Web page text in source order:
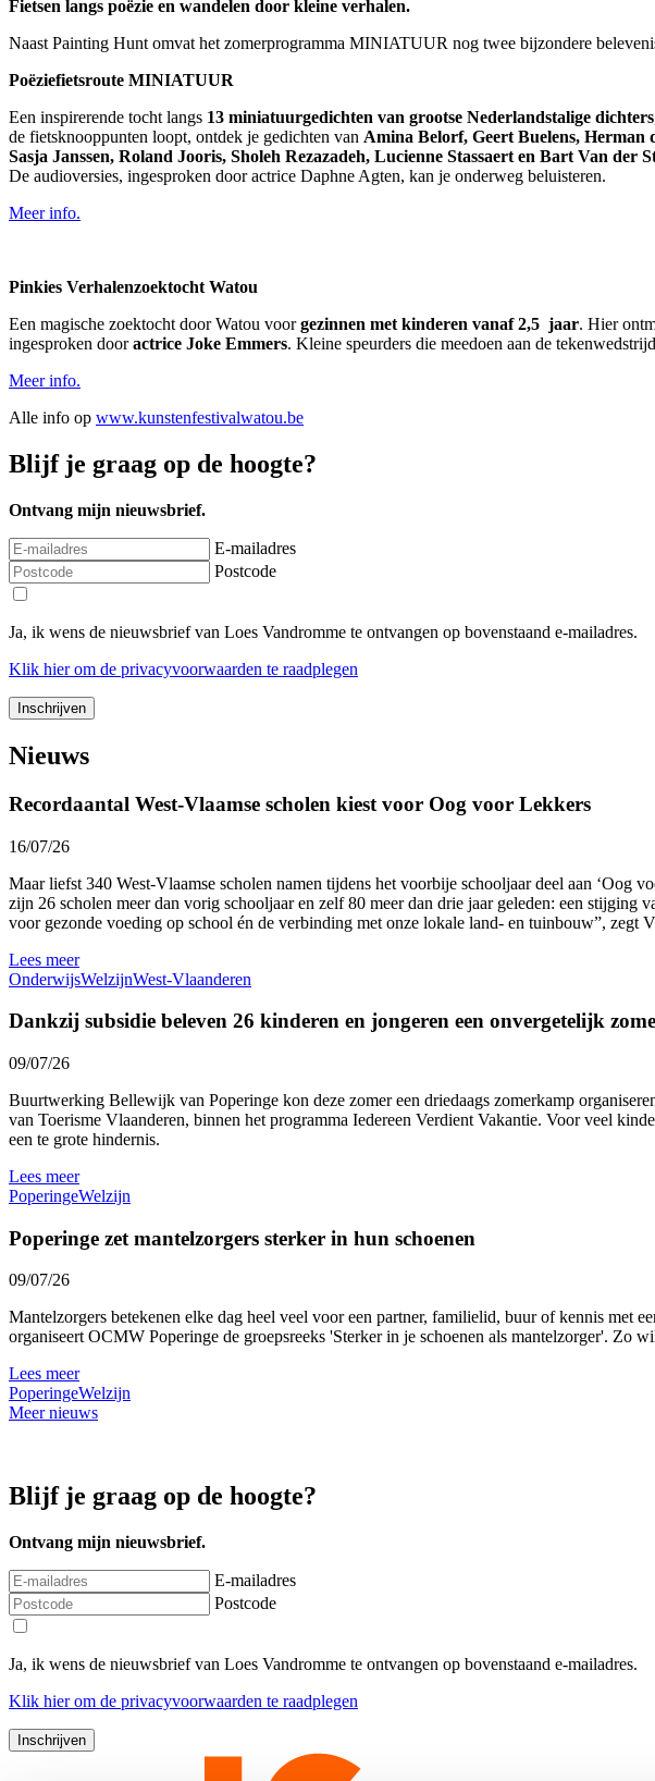
Fietsen langs poëzie en wandelen door kleine verhalen.
Naast Painting Hunt omvat het zomerprogramma MINIATUUR nog twee bijzondere
Poëziefietsroute MINIATUUR
Een inspirerende tocht langs 13 miniatuurgedichten van grootse Nederlandstalige dichters
de fietsknooppunten loopt, ontdek je gedichten van Amina Belorf, Geert Buelens,
Sasja Janssen, Roland Jooris, Sholeh Rezazadeh, Lucienne Stassaert en Bart Van der
De audioversies, ingesproken door actrice Daphne Agten, kan je onderweg beluisteren.
Meer info.
Pinkies Verhalenzoektocht Watou
Een magische zoektocht door Watou voorgezinnen met kinderen vanaf 2,5 jaar. Hier
ingesproken dooractrice Joke Emmers. Kleine speurders die meedoen aan de
Meer info.
Alle info op www.kunstenfestivalwatou.be
Blijf je graag op de hoogte?
Ontvang mijn nieuwsbrief.
E-mailadres
Postcode
Ja, ik wens de nieuwsbrief van Loes Vandromme te ontvangen op bovenstaand e-mailadres.
Klik hierom de privacyvoorwaarden te raadplegen
Nieuws
Recordaantal West-Vlaamse scholen kiest voor Oog voor Lekkers
16/07/26
Maar liefst 340 West-Vlaamse scholen namen tijdens het voorbije schooljaar deel aan ‘Oog
zijn 26 scholen meer dan vorig schooljaar en zelf 80 meer dan drie jaar geleden: een stijging
voor gezonde voeding op school én de verbinding met onze lokale land- en tuinbouw”, zegt
Lees meer
OnderwijsWelzijnWest-Vlaanderen
Dankzij subsidie beleven 26 kinderen en jongeren een onvergetelijk
09/07/26
Buurtwerking Bellewijk van Poperinge kon deze zomer een driedaags zomerkamp
van Toerisme Vlaanderen, binnen het programma Iedereen Verdient Vakantie. Voor veel
een te grote hindernis.
Lees meer
PoperingeWelzijn
Poperinge zet mantelzorgers sterker in hun schoenen
09/07/26
Mantelzorgers betekenen elke dag heel veel voor een partner, familielid, buur of kennis met
organiseert OCMW Poperinge de groepsreeks 'Sterker in je schoenen als mantelzorger'. Zo
Lees meer
PoperingeWelzijn
Meer nieuws
Blijf je graag op de hoogte?
Ontvang mijn nieuwsbrief.
E-mailadres
Postcode
Ja, ik wens de nieuwsbrief van Loes Vandromme te ontvangen op bovenstaand e-mailadres.
Klik hierom de privacyvoorwaarden te raadplegen